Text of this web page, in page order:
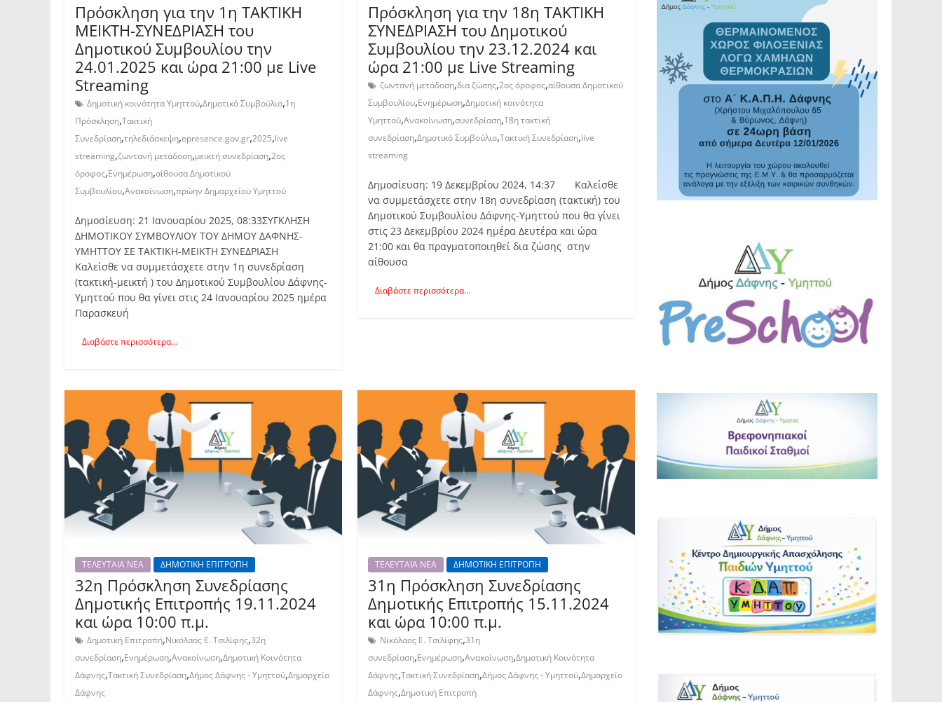
Πρόσκληση για την 1η ΤΑΚΤΙΚΗ
ΜΕΙΚΤΗ-ΣΥΝΕΔΡΙΑΣΗ του
Δημοτικού Συμβουλίου την
24.01.2025 και ώρα 21:00 με Live
Streaming
Δημοτική κοινότητα Υμηττού,Δημοτικό Συμβούλιο,1η
Πρόσκληση,Τακτική
Συνεδρίαση,τηλεδιάσκεψη,epresence.gov.gr,2025,live
streaming,ζωντανή μετάδοση,μεικτή συνεδρίαση,2ος
όροφος,Ενημέρωση,αίθουσα Δημοτικού
Συμβουλίου,Ανακοίνωση,πρώην Δημαρχείου Υμηττού
Δημοσίευση: 21 Ιανουαρίου 2025, 08:33ΣΥΓΚΛΗΣΗ
ΔΗΜΟΤΙΚΟΥ ΣΥΜΒΟΥΛΙΟΥ ΤΟΥ ΔΗΜΟΥ ΔΑΦΝΗΣ-
ΥΜΗΤΤΟΥ ΣΕ ΤΑΚΤΙΚΗ-ΜΕΙΚΤΗ ΣΥΝΕΔΡΙΑΣΗ
Καλείσθε να συμμετάσχετε στην 1η συνεδρίαση
(τακτική-μεικτή ) του Δημοτικού Συμβουλίου Δάφνης-
Υμηττού που θα γίνει στις 24 Ιανουαρίου 2025 ημέρα
Παρασκευή
Διαβάστε περισσότερα...
Πρόσκληση για την 18η ΤΑΚΤΙΚΗ
ΣΥΝΕΔΡΙΑΣΗ του Δημοτικού
Συμβουλίου την 23.12.2024 και
ώρα 21:00 με Live Streaming
ζωντανή μετάδοση,δια ζώσης,2ος όροφος,αίθουσα Δημοτικού
Συμβουλίου,Ενημέρωση,Δημοτική κοινότητα
Υμηττού,Ανακοίνωση,συνεδρίαση,18η τακτική
συνεδρίαση,Δημοτικό Συμβούλιο,Τακτική Συνεδρίαση,live
streaming
Δημοσίευση: 19 Δεκεμβρίου 2024, 14:37 Καλείσθε
να συμμετάσχετε στην 18η συνεδρίαση (τακτική) του
Δημοτικού Συμβουλίου Δάφνης-Υμηττού που θα γίνει
στις 23 Δεκεμβρίου 2024 ημέρα Δευτέρα και ώρα
21:00 και θα πραγματοποιηθεί δια ζώσης στην
αίθουσα
Διαβάστε περισσότερα...
ΤΕΛΕΥΤΑΙΑ ΝΕΑ ΔΗΜΟΤΙΚΗ ΕΠΙΤΡΟΠΗ
32η Πρόσκληση Συνεδρίασης
Δημοτικής Επιτροπής 19.11.2024
και ώρα 10:00 π.μ.
Δημοτική Επιτροπή,Νικόλαος Ε. Τσιλίφης,32η
συνεδρίαση,Ενημέρωση,Ανακοίνωση,Δημοτική Κοινότητα
Δάφνης,Τακτική Συνεδρίαση,Δήμος Δάφνης - Υμηττού,Δημαρχείο
Δάφνης
ΤΕΛΕΥΤΑΙΑ ΝΕΑ ΔΗΜΟΤΙΚΗ ΕΠΙΤΡΟΠΗ
31η Πρόσκληση Συνεδρίασης
Δημοτικής Επιτροπής 15.11.2024
και ώρα 10:00 π.μ.
Νικόλαος Ε. Τσιλίφης,31η
συνεδρίαση,Ενημέρωση,Ανακοίνωση,Δημοτική Κοινότητα
Δάφνης,Τακτική Συνεδρίαση,Δήμος Δάφνης - Υμηττού,Δημαρχείο
Δάφνης,Δημοτική Επιτροπή